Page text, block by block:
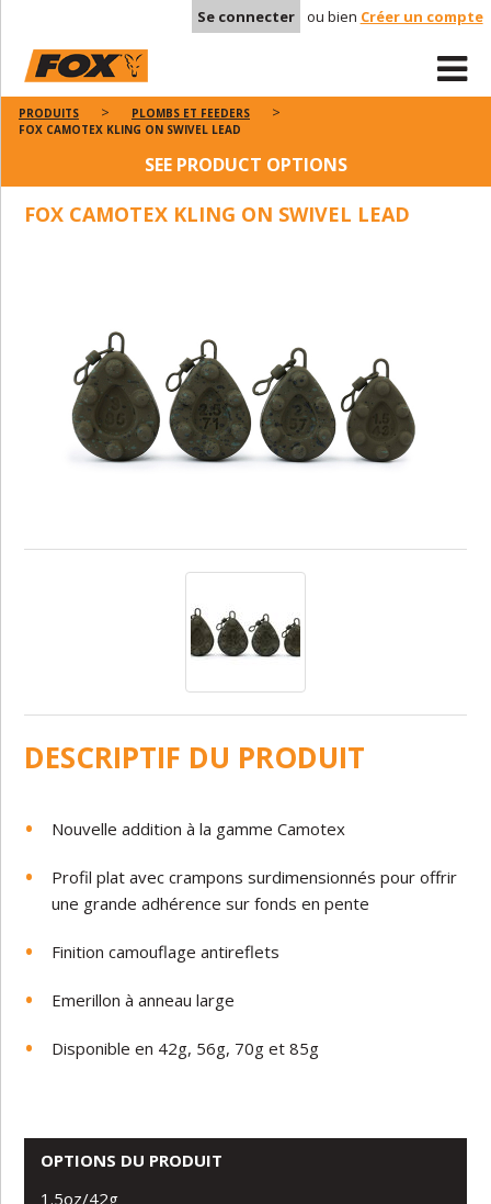
Se connecter ou bien Créer un compte
PRODUITS
PLOMBS ET FEEDERS
FOX CAMOTEX KLING ON SWIVEL LEAD
SEE PRODUCT OPTIONS
FOX CAMOTEX KLING ON SWIVEL LEAD
DESCRIPTIF DU PRODUIT
Nouvelle addition à la gamme Camotex
Profil plat avec crampons surdimensionnés pour offrir
une grande adhérence sur fonds en pente
Finition camouflage antireflets
Emerillon à anneau large
Disponible en 42g, 56g, 70g et 85g
OPTIONS DU PRODUIT
1.5oz/42g